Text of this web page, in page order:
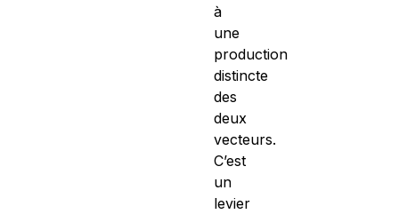
à
une
production
distincte
des
deux
vecteurs.
C’est
un
levier